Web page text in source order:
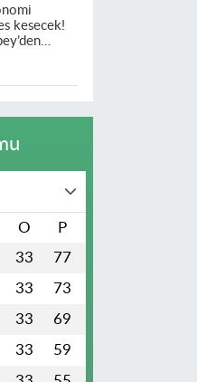
kesecek!
O P
33 77
33 73
33 69
33 59